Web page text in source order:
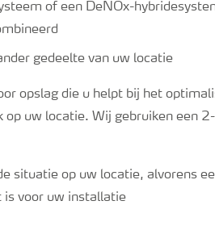
of een DeNOx-
gedeelte van uw locatie
opslag die u helpt bij het
op uw locatie. Wij gebruiken een
situatie op uw locatie, alvorens
is voor uw installatie